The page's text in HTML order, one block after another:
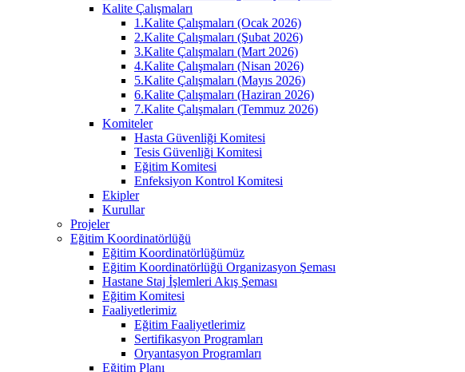
Kalite Çalışmaları
1.Kalite Çalışmaları (Ocak 2026)
2.Kalite Çalışmaları (Şubat 2026)
3.Kalite Çalışmaları (Mart 2026)
4.Kalite Çalışmaları (Nisan 2026)
5.Kalite Çalışmaları (Mayıs 2026)
6.Kalite Çalışmaları (Haziran 2026)
7.Kalite Çalışmaları (Temmuz 2026)
Komiteler
Hasta Güvenliği Komitesi
Tesis Güvenliği Komitesi
Eğitim Komitesi
Enfeksiyon Kontrol Komitesi
Ekipler
Kurullar
Projeler
Eğitim Koordinatörlüğü
Eğitim Koordinatörlüğümüz
Eğitim Koordinatörlüğü Organizasyon Şeması
Hastane Staj İşlemleri Akış Şeması
Eğitim Komitesi
Faaliyetlerimiz
Eğitim Faaliyetlerimiz
Sertifikasyon Programları
Oryantasyon Programları
Eğitim Planı